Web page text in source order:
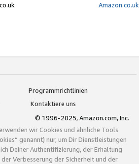
Programmrichtlinien
Kontaktiere uns
© 1996-2025, Amazon.com, Inc.
wir Cookies und ähnliche Tools
genannt) nur, um Dir Dienstleistungen
Deiner Authentifizierung, der Erhaltung
Verbesserung der Sicherheit und der